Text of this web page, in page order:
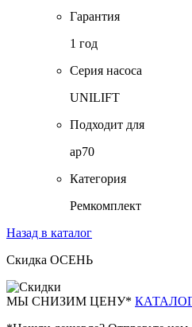
Гарантия
1 год
Серия насоса
UNILIFT
Подходит для
ap70
Категория
Ремкомплект
Назад в каталог
Скидка ОСЕНЬ
МЫ СНИЗИМ ЦЕНУ*